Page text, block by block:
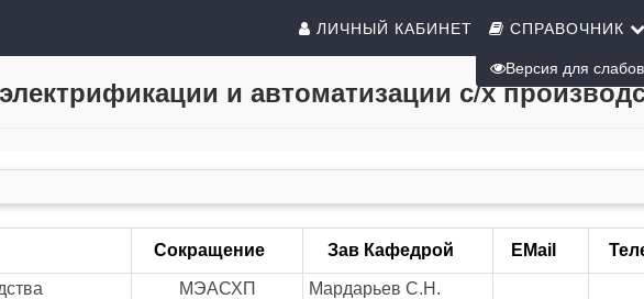
ЛИЧНЫЙ КАБИНЕТ СПРАВОЧНИК
и автоматизации с/х
Сокращение Зав Кафедрой EMail
МЭАСХП Мардарьев С.Н.
Версия для